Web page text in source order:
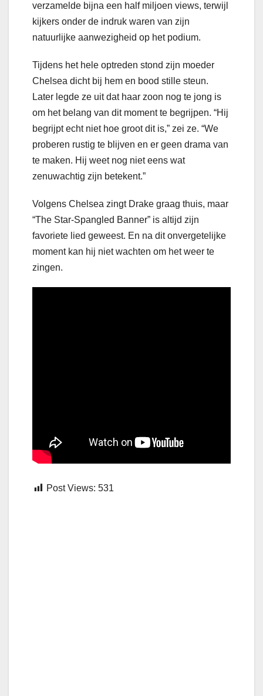
verzamelde bijna een half miljoen views, terwijl
kijkers onder de indruk waren van zijn
natuurlijke aanwezigheid op het podium.
Tijdens het hele optreden stond zijn moeder
Chelsea dicht bij hem en bood stille steun.
Later legde ze uit dat haar zoon nog te jong is
om het belang van dit moment te begrijpen. “Hij
begrijpt echt niet hoe groot dit is,” zei ze. “We
proberen rustig te blijven en er geen drama van
te maken. Hij weet nog niet eens wat
zenuwachtig zijn betekent.”
Volgens Chelsea zingt Drake graag thuis, maar
“The Star-Spangled Banner” is altijd zijn
favoriete lied geweest. En na dit onvergetelijke
moment kan hij niet wachten om het weer te
zingen.
Post Views: 531